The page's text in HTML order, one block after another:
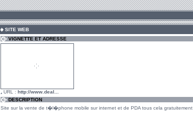
SITE WEB
VIGNETTE ET ADRESSE
URL : http://www.deal...
DESCRIPTION
Site sur la vente de t�l�phone mobile sur internet et de PDA tous cela gratuitement